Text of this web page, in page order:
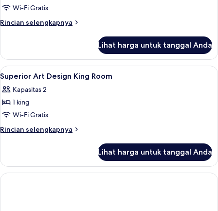
Wi-Fi Gratis
Rincian selengkapnya
Rincian
Kamar
Premier
(Green)
Lihat harga untuk tanggal Anda
Lihat
semua
foto
untuk
Superior
Art
Room
Seprai premium, meja kerja, tirai
8
Superior Art Design King Room
Kapasitas 2
1 king
Wi-Fi Gratis
Rincian selengkapnya
Rincian
Superior
Art
Design
Lihat harga untuk tanggal Anda